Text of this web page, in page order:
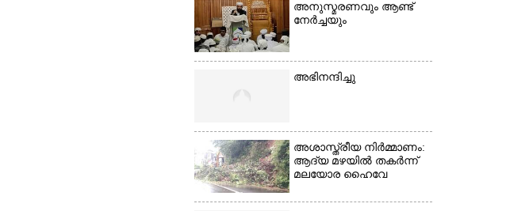
അനുസ്മരണവും ആണ്ട്
നേർച്ചയും
അഭിനന്ദിച്ചു
അശാസ്ത്രീയ നിർമ്മാണം:
ആദ്യ മഴയിൽ തകർന്ന്
മലയോര ഹൈവേ